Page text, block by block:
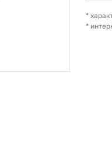
*
*